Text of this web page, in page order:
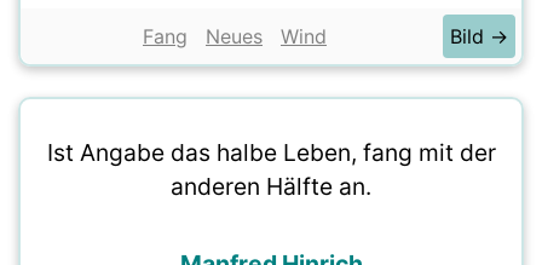
Fang Neues Wind Bild →
Ist Angabe das halbe Leben, fang mit der
anderen Hälfte an.